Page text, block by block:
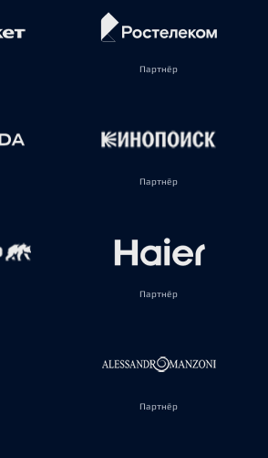
Партнёр
Партнёр
Партнёр
Партнёр